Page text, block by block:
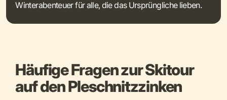
Winterabenteuer für alle, die das Ursprüngliche lieben.
Häufige Fragen zur Skitour
auf den Pleschnitzzinken